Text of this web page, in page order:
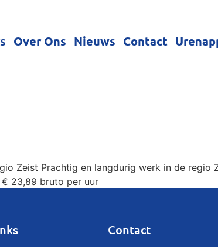
Over Ons Nieuws Contact
Zeist Prachtig en langdurig werk in de regio
23,89 bruto per uur
Contact